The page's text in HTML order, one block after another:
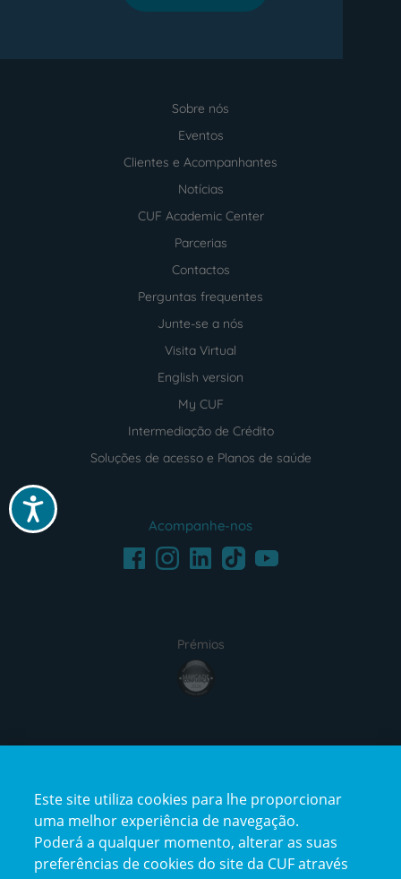
Acessibilidade
Sobre nós
Eventos
Clientes e Acompanhantes
Notícias
CUF Academic Center
Parcerias
Contactos
Perguntas frequentes
Junte-se a nós
Visita Virtual
English version
My CUF
Intermediação de Crédito
Soluções de acesso e Planos de saúde
Acompanhe-nos
FacebookInstagramLinkedInTikTokYoutube
Prémios
award4
certification2certification3
Este site utiliza cookies para lhe proporcionar
uma melhor experiência de navegação.
Poderá a qualquer momento, alterar as suas
preferências de cookies do site da CUF através